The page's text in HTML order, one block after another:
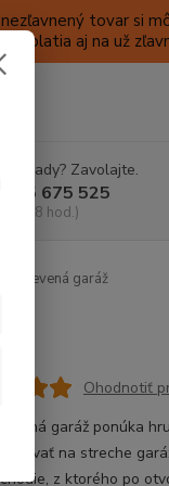
tovar si
platia aj na už
si rady? Zavolajte.
905 675 525
9-18 hod.)
Drevená garáž
Ohodnotiť
garáž ponúka
pristávať na streche
z ktorého po